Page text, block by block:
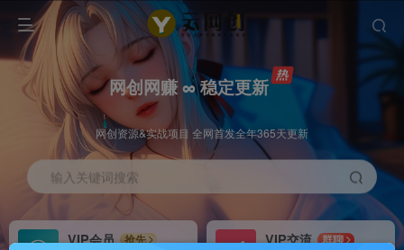
网创网赚 ∞ 稳定更新
网创资源&实战项目 全网首发全年365天更新
输入关键词搜索
VIP会员
抢先
VIP交流
群聊